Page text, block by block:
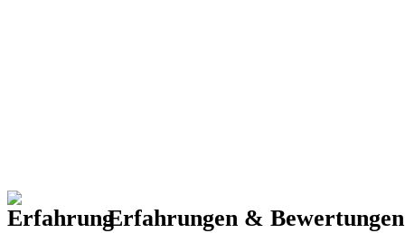
Erfahrungen &